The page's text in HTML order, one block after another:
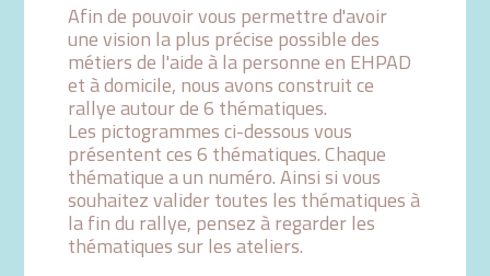
Afin de pouvoir vous permettre d'avoir
une vision la plus précise possible des
métiers de l'aide à la personne en EHPAD
et à domicile, nous avons construit ce
rallye autour de 6 thématiques.
Les pictogrammes ci-dessous vous
présentent ces 6 thématiques. Chaque
thématique a un numéro. Ainsi si vous
souhaitez valider toutes les thématiques à
la fin du rallye, pensez à regarder les
thématiques sur les ateliers.